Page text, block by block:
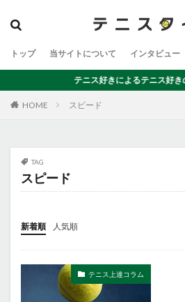
トップ 当サイトについて インタビュー
テニス好きによるテニス好きの
HOME スピード
TAG
スピード
新着順 人気順
テニス上達コラム